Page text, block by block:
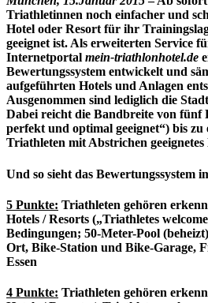
Triathletinnen noch einfacher und
Hotel oder Resort für ihr
geeignet ist. Als erweiterten Service
Internetportal mein-triathlonhotel.de
Bewertungssystem entwickelt und
aufgeführten Hotels und Anlagen
Ausgenommen sind lediglich die
Dabei reicht die Bandbreite von
perfekt und optimal geeignet“) bis
Triathleten mit Abstrichen geeignetes
Und so sieht das Bewertungssystem
5 Punkte: Triathleten gehören
Hotels / Resorts („Triathletes welcome
Bedingungen; 50-Meter-Pool
Ort, Bike-Station und Bike-Garage,
Essen
4 Punkte: Triathleten gehören